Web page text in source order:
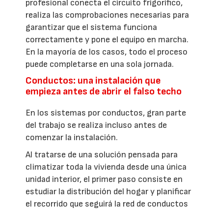
profesional conecta el circuito frigorífico,
realiza las comprobaciones necesarias para
garantizar que el sistema funciona
correctamente y pone el equipo en marcha.
En la mayoría de los casos, todo el proceso
puede completarse en una sola jornada.
Conductos: una instalación que
empieza antes de abrir el falso techo
En los sistemas por conductos, gran parte
del trabajo se realiza incluso antes de
comenzar la instalación.
Al tratarse de una solución pensada para
climatizar toda la vivienda desde una única
unidad interior, el primer paso consiste en
estudiar la distribución del hogar y planificar
el recorrido que seguirá la red de conductos